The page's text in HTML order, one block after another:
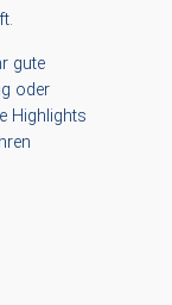
gute
oder
Highlights